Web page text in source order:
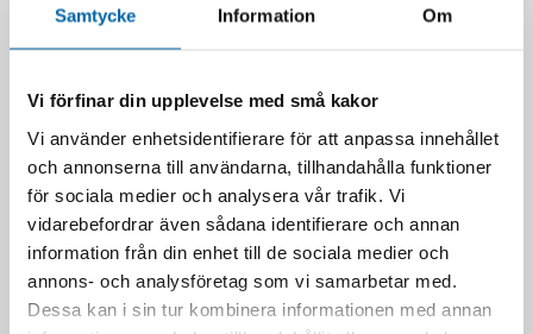
Samtycke Information Om
Vi förfinar din upplevelse med små kakor
Vi använder enhetsidentifierare för att anpassa innehållet
och annonserna till användarna, tillhandahålla funktioner
för sociala medier och analysera vår trafik. Vi
vidarebefordrar även sådana identifierare och annan
information från din enhet till de sociala medier och
annons- och analysföretag som vi samarbetar med.
Dessa kan i sin tur kombinera informationen med annan
75,00
Webblager 4-10 arbetsdagar